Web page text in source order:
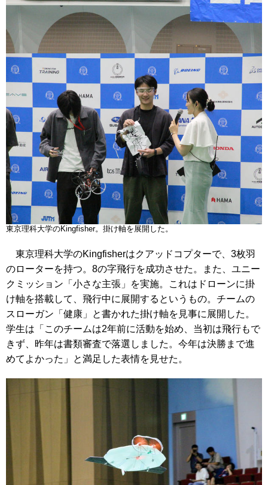
東京理科大学のKingfisher。掛け軸を展開した。
東京理科大学のKingfisherはクアッドコプターで、3枚羽
のローターを持つ。8の字飛行を成功させた。また、ユニー
クミッション「小さな主張」を実施。これはドローンに掛
け軸を搭載して、飛行中に展開するというもの。チームの
スローガン「健康」と書かれた掛け軸を見事に展開した。
学生は「このチームは2年前に活動を始め、当初は飛行もで
きず、昨年は書類審査で落選しました。今年は決勝まで進
めてよかった」と満足した表情を見せた。